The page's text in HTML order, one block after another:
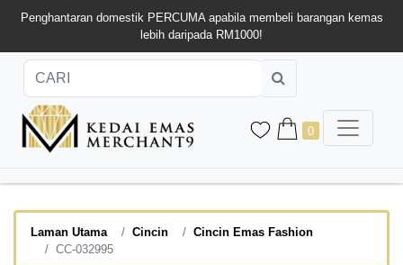
Penghantaran domestik PERCUMA apabila membeli barangan kemas
lebih daripada RM1000!
0
Laman Utama Cincin
Cincin Emas Fashion
CC-032995